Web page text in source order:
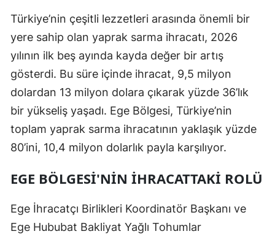
Türkiye’nin çeşitli lezzetleri arasında önemli bir
yere sahip olan yaprak sarma ihracatı, 2026
yılının ilk beş ayında kayda değer bir artış
gösterdi. Bu süre içinde ihracat, 9,5 milyon
dolardan 13 milyon dolara çıkarak yüzde 36’lık
bir yükseliş yaşadı. Ege Bölgesi, Türkiye’nin
toplam yaprak sarma ihracatının yaklaşık yüzde
80’ini, 10,4 milyon dolarlık payla karşılıyor.
EGE BÖLGESI'NIN İHRACATTAKI ROLÜ
Ege İhracatçı Birlikleri Koordinatör Başkanı ve
Ege Hububat Bakliyat Yağlı Tohumlar